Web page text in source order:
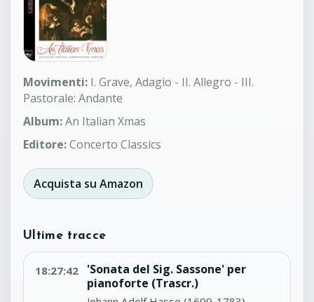
Movimenti: I. Grave, Adagio - II. Allegro - III.
Pastorale: Andante
Album:An Italian Xmas
Editore:Concerto Classics
Acquista su Amazon
Ultime tracce
18:27:42
'Sonata del Sig. Sassone' per
pianoforte (Trascr.)